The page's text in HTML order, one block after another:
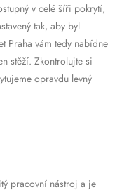
v celé šíři pokrytí,
tak, aby byl
Praha vám tedy nabídne
stěží. Zkontrolujte si
opravdu levný
pracovní nástroj a je